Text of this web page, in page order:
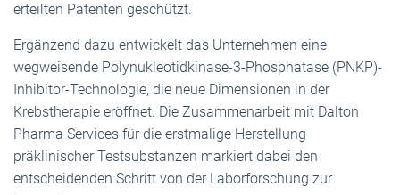
erteilten Patenten geschützt.
Ergänzend dazu entwickelt das Unternehmen eine
wegweisende Polynukleotidkinase-3-Phosphatase (PNKP)-
Inhibitor-Technologie, die neue Dimensionen in der
Krebstherapie eröffnet. Die Zusammenarbeit mit Dalton
Pharma Services für die erstmalige Herstellung
präklinischer Testsubstanzen markiert dabei den
entscheidenden Schritt von der Laborforschung zur